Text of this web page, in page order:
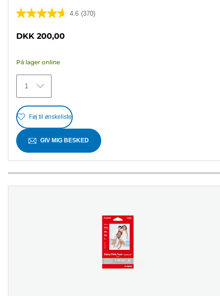
4.6 (370)
4.6
stjerner.
370
anmeldelser
DKK 200,00
På lager online
1
Føj til ønskeliste
GIV MIG BESKED